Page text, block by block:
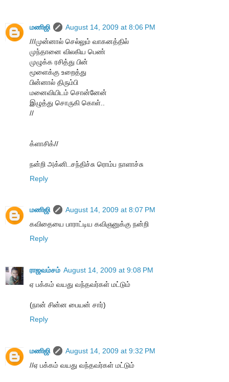
மணிஜி
August 14, 2009 at 8:06 PM
///முன்னால் செல்லும் வாகனத்தில்
முந்தானை விலகிய பெண்
முழுக்க ரசித்து பின்
மூளைக்கு உறைத்து
பின்னால் திரும்பி
மனைவியிடம் சொன்னேன்
இழுத்து சொருகி கொள்..
//
க்ளாசிக்//
நன்றி அக்னி..சந்திச்சு ரொம்ப நாளாச்சு
Reply
மணிஜி
August 14, 2009 at 8:07 PM
கவிதையை பாராட்டிய கவிஞனுக்கு நன்றி
Reply
ராஜவம்சம் August 14, 2009 at 9:08 PM
ஏ பக்கம் வயது வந்தவர்கள் மட்டும்
(நான் சின்ன பையன் சார்)
Reply
மணிஜி
August 14, 2009 at 9:32 PM
//ஏ பக்கம் வயது வந்தவர்கள் மட்டும்